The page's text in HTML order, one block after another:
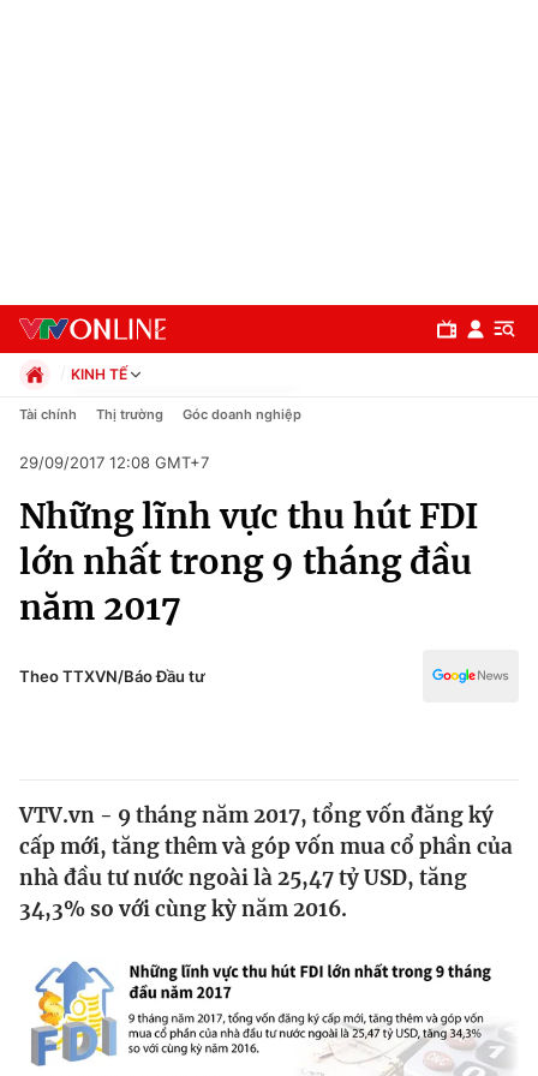
Chuyên mục
Chính trị
Xã hội
Pháp luật
Thế giới
Tin tức
Thế giới đó đây
Câu chuyện quốc tế
Kinh tế
Thị trường
Góc doanh nghiệp
Dữ liệu và đời sống
Truyền hình
KINH TẾ
Chính trị
Pháp luật
Kinh tế
Thể thao
Truyền hình
Văn hóa - Giải trí
Công nghệ
Tài chính Thị trường Góc doanh nghiệp
29/09/2017 12:08 GMT+7
Những lĩnh vực thu hút FDI
lớn nhất trong 9 tháng đầu
năm 2017
Theo TTXVN/Báo Đầu tư
VTV.vn - 9 tháng năm 2017, tổng vốn đăng ký
cấp mới, tăng thêm và góp vốn mua cổ phần của
nhà đầu tư nước ngoài là 25,47 tỷ USD, tăng
34,3% so với cùng kỳ năm 2016.